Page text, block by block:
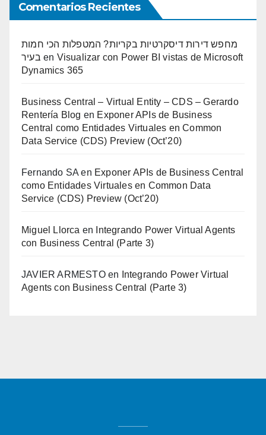
Comentarios Recientes
מחפש דירות דיסקרטיות בקריות? המטפלות הכי חמות
בעיר en Visualizar con Power BI vistas de Microsoft
Dynamics 365
Business Central – Virtual Entity – CDS – Gerardo
Rentería Blog en Exponer APIs de Business
Central como Entidades Virtuales en Common
Data Service (CDS) Preview (Oct’20)
Fernando SA en Exponer APIs de Business Central
como Entidades Virtuales en Common Data
Service (CDS) Preview (Oct’20)
Miguel Llorca en
Integrando Power Virtual Agents
con Business Central (Parte 3)
JAVIER ARMESTOen
Integrando Power Virtual
Agents con Business Central (Parte 3)